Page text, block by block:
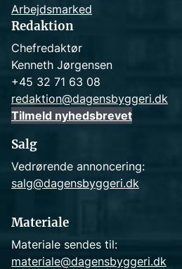
Arbejdsmarked
Redaktion
Chefredaktør
Kenneth Jørgensen
+45 32 71 63 08
redaktion@dagensbyggeri.dk
Tilmeld nyhedsbrevet
Salg
Vedrørende annoncering:
salg@dagensbyggeri.dk
Materiale
Materiale sendes til:
materiale@dagensbyggeri.dk